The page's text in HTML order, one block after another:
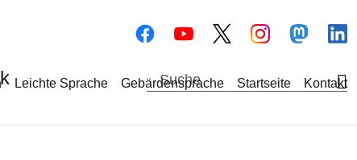
BilddateiBilddatei
Navigation
Leichte Sprache Gebärdensprache Startseite Kontakt